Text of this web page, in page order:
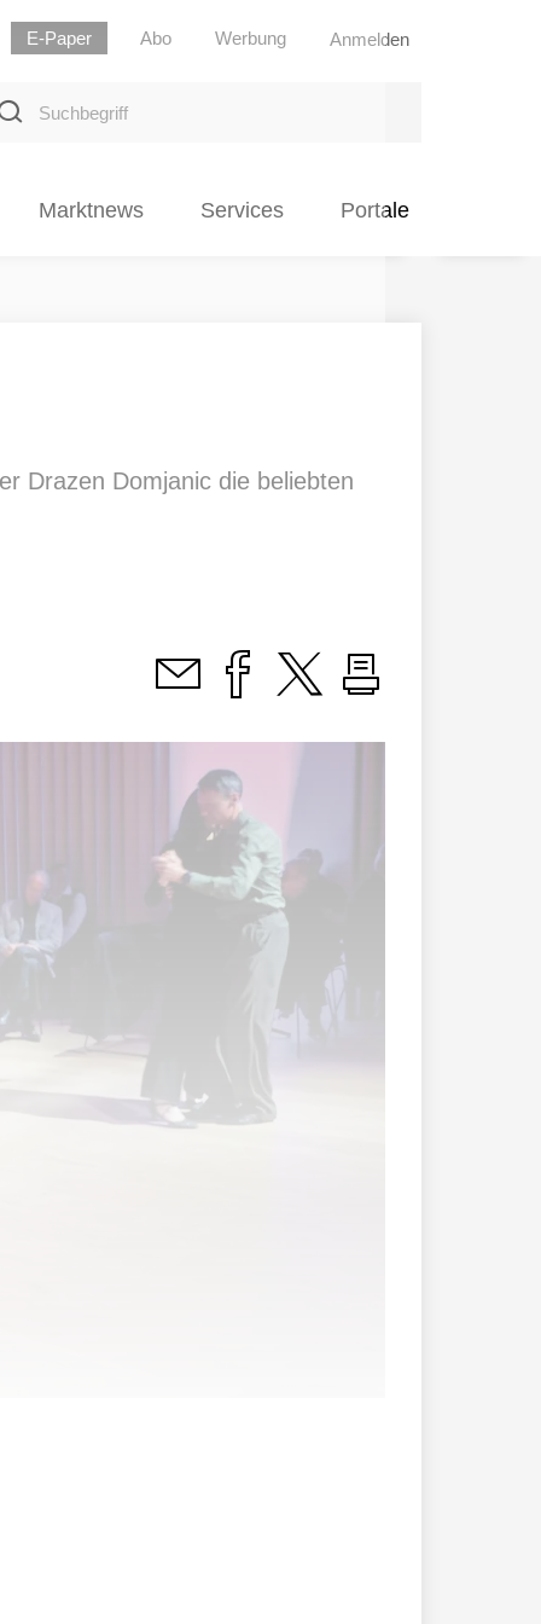
E-Paper Abo Werbung Anmelden
Marktnews Services Portale
Drazen Domjanic die beliebten